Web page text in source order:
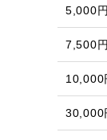
5,000
7,500
10,000
30,000